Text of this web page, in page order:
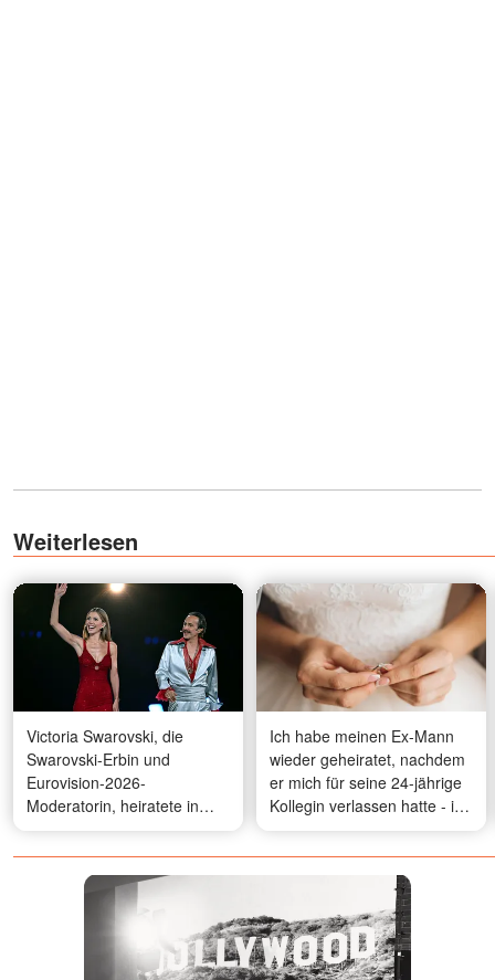
Weiterlesen
Victoria Swarovski, die
Swarovski-Erbin und
Eurovision-2026-
Moderatorin, heiratete in
einem kristallbesetzten
Millionen-Dollar-
Hochzeitskleid: Was man
über ihre Hochzeit wissen
Ich habe meinen Ex-Mann
wieder geheiratet, nachdem
er mich für seine 24-jährige
Kollegin verlassen hatte - in
unserer Hochzeitsnacht
bekam ich eine SMS von
einer unbekannten Nummer:
"Komm nach unten, wenn du
wissen willst, warum er
wirklich zurückgekommen
ist"